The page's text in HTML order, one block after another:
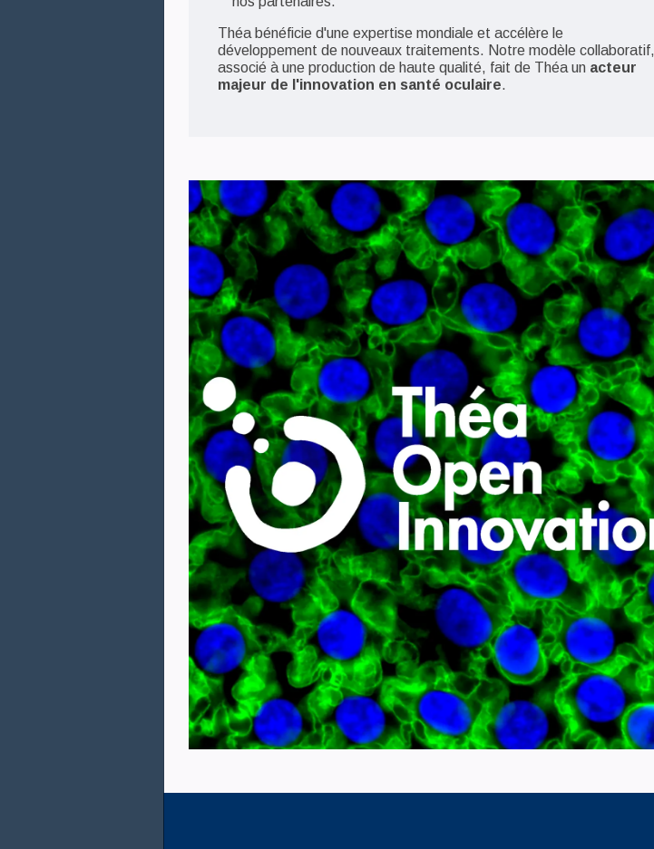
Théa bénéficie d'une expertise mondiale et accélère le
développement de nouveaux traitements. Notre modèle collaboratif,
associé à une production de haute qualité, fait de Théa un acteur
majeur de l'innovation en santé oculaire.